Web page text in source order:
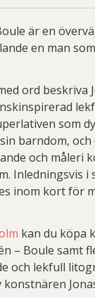
är en
en man
ord beskriva
som
barndom,
och måleri
Inledningsvis i
inom kort för
kan du köpa
– Boule samt
och lekfull